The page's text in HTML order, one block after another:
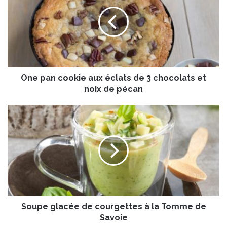
o
a
u
x
é
l
a
t
s
One pan cookie aux éclats de 3 chocolats et
noix de pécan
S
o
u
p
g
l
a
c
Soupe glacée de courgettes à la Tomme de
Savoie